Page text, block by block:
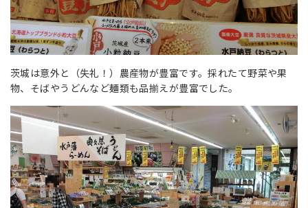
茨城は意外と（失礼！）農産物が豊富です。採れたて野菜や果
物、そばやうどんなど麺類も品揃えが豊富でした。